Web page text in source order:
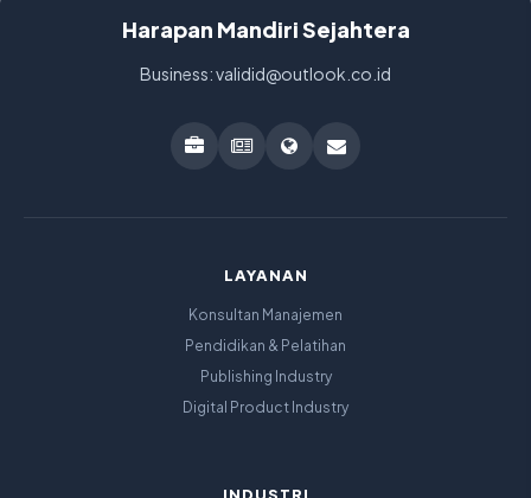
Harapan Mandiri Sejahtera
Business: validid@outlook.co.id
LAYANAN
Konsultan Manajemen
Pendidikan & Pelatihan
Publishing Industry
Digital Product Industry
INDUSTRI